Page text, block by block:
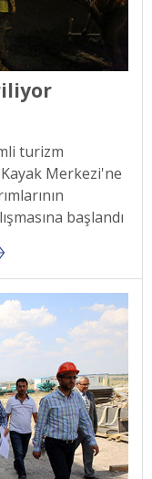
turizm
Merkezi'ne
başlandı